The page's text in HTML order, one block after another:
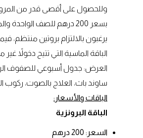
وللحصول على أقصى قدر من
الباقة الماسية التي تتيح دخولاً غير
العرض: جدول أسبوعي للصفوف
ساوند باث، العلاج بالصوت، ركوب
الباقات والأسعار:
الباقة البرونزية
السعر: 200 درهم